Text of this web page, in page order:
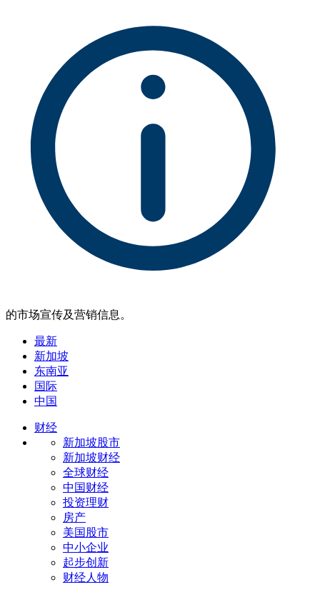
的市场宣传及营销信息。
最新
新加坡
东南亚
国际
中国
财经
新加坡股市
新加坡财经
全球财经
中国财经
投资理财
房产
美国股市
中小企业
起步创新
财经人物